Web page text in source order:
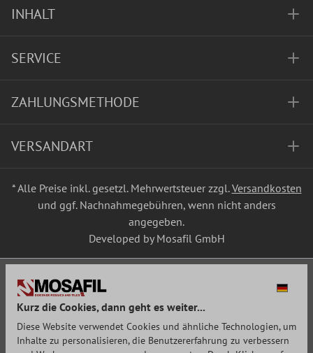
INHALT
SERVICE
ZAHLUNGSMETHODE
VERSANDART
* Alle Preise inkl. gesetzl. Mehrwertsteuer zzgl.Versandkosten
und ggf. Nachnahmegebühren, wenn nicht anders
angegeben.
Developed by Mosafil GmbH
Kurz die Cookies, dann geht es weiter...
Diese Website verwendet Cookies und ähnliche Technologien, um
Inhalte zu personalisieren, die Benutzererfahrung zu verbessern